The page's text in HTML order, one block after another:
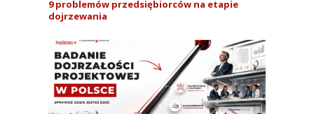
9 problemów przedsiębiorców na etapie
dojrzewania